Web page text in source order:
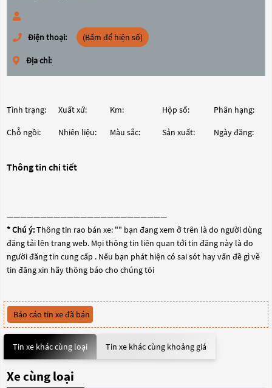
Điện thoại: (Bấm để hiện số)
Địa chỉ:
Tình trạng: Xuất xứ: Km: Hộp số: Phân hạng:
Chỗ ngồi: Nhiên liệu: Màu sắc: Sản xuất: Ngày đăng:
Thông tin chi tiết
————————————————————————
* Chú ý:Thông tin rao bán xe: "" bạn đang xem ở trên là do người dùng
đăng tải lên trang web. Mọi thông tin liên quan tới tin đăng này là do
người đăng tin cung cấp . Nếu bạn phát hiện có sai sót hay vấn đề gì về
tin đăng xin hãy thông báo cho chúng tôi
Báo cáo tin xe đã bán
Tin xe khác cùng loại Tin xe khác cùng khoảng giá
Xe cùng loại